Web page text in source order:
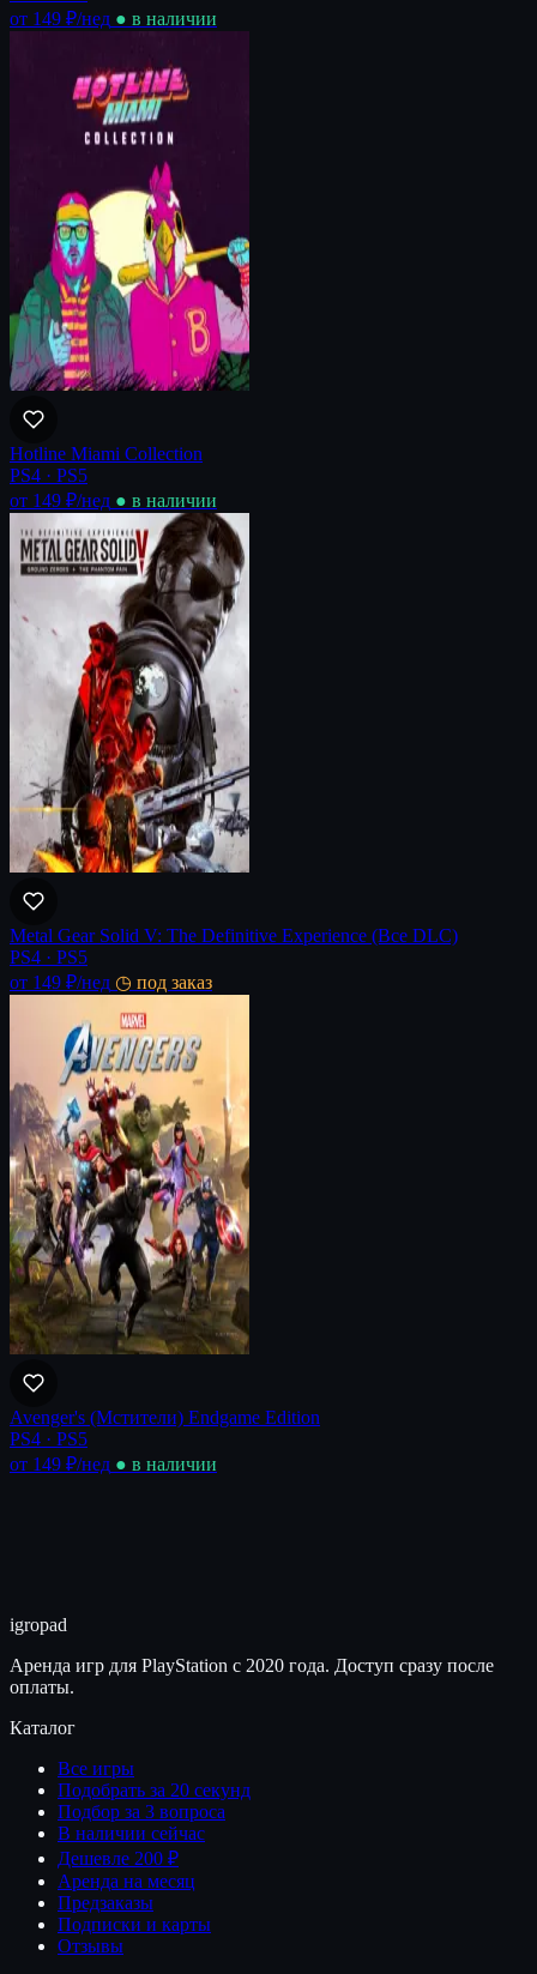
от 149 ₽/нед ● в наличии
Hotline Miami Collection
PS4 · PS5
от 149 ₽/нед ● в наличии
Metal Gear Solid V: The Definitive Experience (Все DLC)
PS4 · PS5
от 149 ₽/нед ◷ под заказ
Avenger's (Мстители) Endgame Edition
PS4 · PS5
от 149 ₽/нед ● в наличии
igropad
Аренда игр для PlayStation с 2020 года. Доступ сразу после
оплаты.
Каталог
Все игры
Подобрать за 20 секунд
Подбор за 3 вопроса
В наличии сейчас
Дешевле 200 ₽
Аренда на месяц
Предзаказы
Подписки и карты
Отзывы